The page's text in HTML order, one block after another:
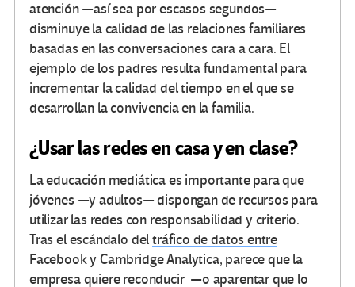
atención —así sea por escasos segundos—
disminuye la calidad de las relaciones familiares
basadas en las conversaciones cara a cara. El
ejemplo de los padres resulta fundamental para
incrementar la calidad del tiempo en el que se
desarrollan la convivencia en la familia.
¿Usar las redes en casa y en clase?
La educación mediática es importante para que
jóvenes —y adultos— dispongan de recursos para
utilizar las redes con responsabilidad y criterio.
Tras el escándalo deltráfico de datos entre
Facebook y Cambridge Analytica, parece que la
empresa quiere reconducir —o aparentar que lo